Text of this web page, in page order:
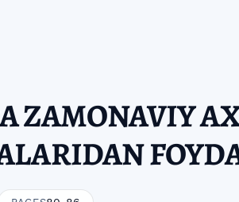
ZAMONAVIY